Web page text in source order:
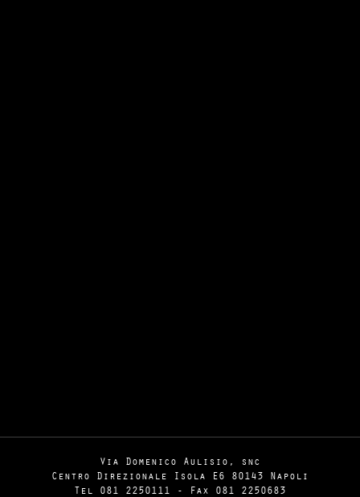
Via Domenico Aulisio, snc
Centro Direzionale Isola E6 80143 Napoli
Tel 081 2250111 - Fax 081 2250683